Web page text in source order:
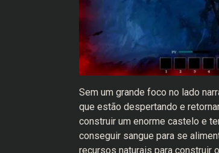
Sem um grande foco no lado
que estão despertando e
construir um enorme castelo e
conseguir sangue para se
recursos naturais para construir